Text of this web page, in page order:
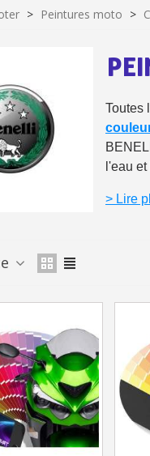
> Peintures moto >
Toutes
l'eau
> Lire